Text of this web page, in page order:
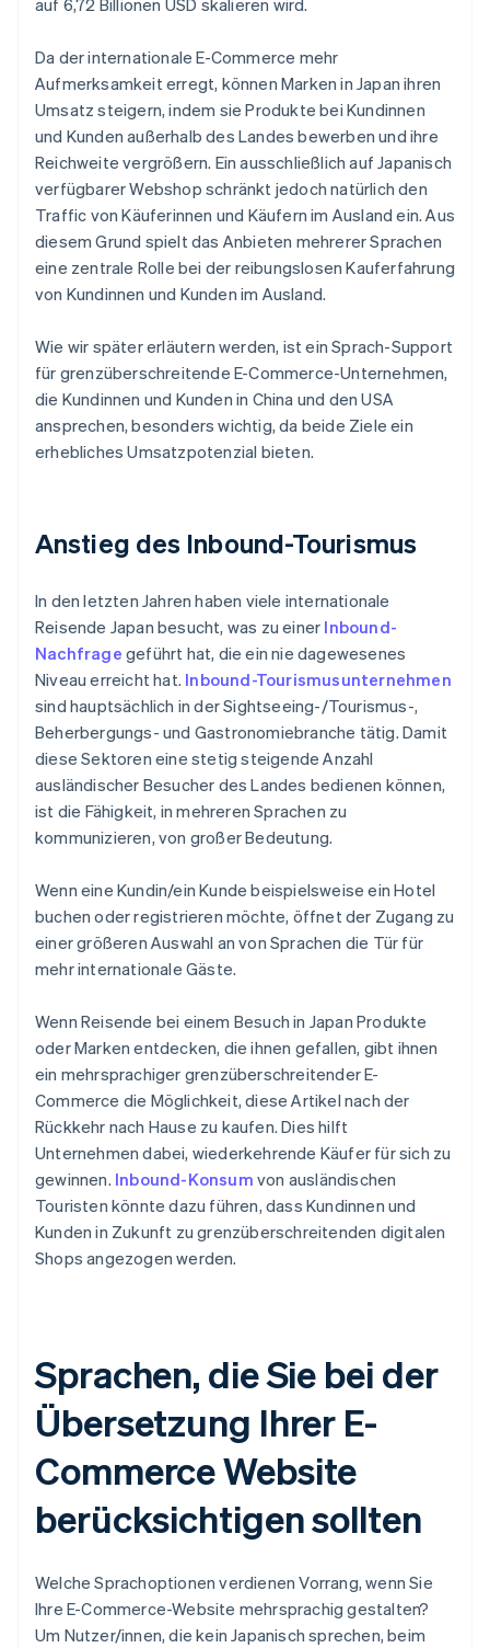
auf 6,72 Billionen USD skalieren wird.
Da der internationale E-Commerce mehr
Aufmerksamkeit erregt, können Marken in Japan ihren
Umsatz steigern, indem sie Produkte bei Kundinnen
und Kunden außerhalb des Landes bewerben und ihre
Reichweite vergrößern. Ein ausschließlich auf Japanisch
verfügbarer Webshop schränkt jedoch natürlich den
Traffic von Käuferinnen und Käufern im Ausland ein. Aus
diesem Grund spielt das Anbieten mehrerer Sprachen
eine zentrale Rolle bei der reibungslosen Kauferfahrung
von Kundinnen und Kunden im Ausland.
Wie wir später erläutern werden, ist ein Sprach-Support
für grenzüberschreitende E-Commerce-Unternehmen,
die Kundinnen und Kunden in China und den USA
ansprechen, besonders wichtig, da beide Ziele ein
erhebliches Umsatzpotenzial bieten.
Anstieg des Inbound-Tourismus
In den letzten Jahren haben viele internationale
Reisende Japan besucht, was zu einer Inbound-
Nachfrage geführt hat, die ein nie dagewesenes
Niveau erreicht hat. Inbound-Tourismusunternehmen
sind hauptsächlich in der Sightseeing-/Tourismus-,
Beherbergungs- und Gastronomiebranche tätig. Damit
diese Sektoren eine stetig steigende Anzahl
ausländischer Besucher des Landes bedienen können,
ist die Fähigkeit, in mehreren Sprachen zu
kommunizieren, von großer Bedeutung.
Wenn eine Kundin/ein Kunde beispielsweise ein Hotel
buchen oder registrieren möchte, öffnet der Zugang zu
einer größeren Auswahl an von Sprachen die Tür für
mehr internationale Gäste.
Wenn Reisende bei einem Besuch in Japan Produkte
oder Marken entdecken, die ihnen gefallen, gibt ihnen
ein mehrsprachiger grenzüberschreitender E-
Commerce die Möglichkeit, diese Artikel nach der
Rückkehr nach Hause zu kaufen. Dies hilft
Unternehmen dabei, wiederkehrende Käufer für sich zu
gewinnen. Inbound-Konsum von ausländischen
Touristen könnte dazu führen, dass Kundinnen und
Kunden in Zukunft zu grenzüberschreitenden digitalen
Shops angezogen werden.
Sprachen, die Sie bei der
Übersetzung Ihrer E-
Commerce Website
berücksichtigen sollten
Welche Sprachoptionen verdienen Vorrang, wenn Sie
Ihre E-Commerce-Website mehrsprachig gestalten?
Um Nutzer/innen, die kein Japanisch sprechen, beim